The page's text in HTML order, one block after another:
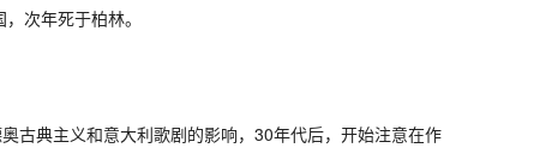
次年死于柏林。
古典主义和意大利歌剧的影响，30年代后，开始注意在作